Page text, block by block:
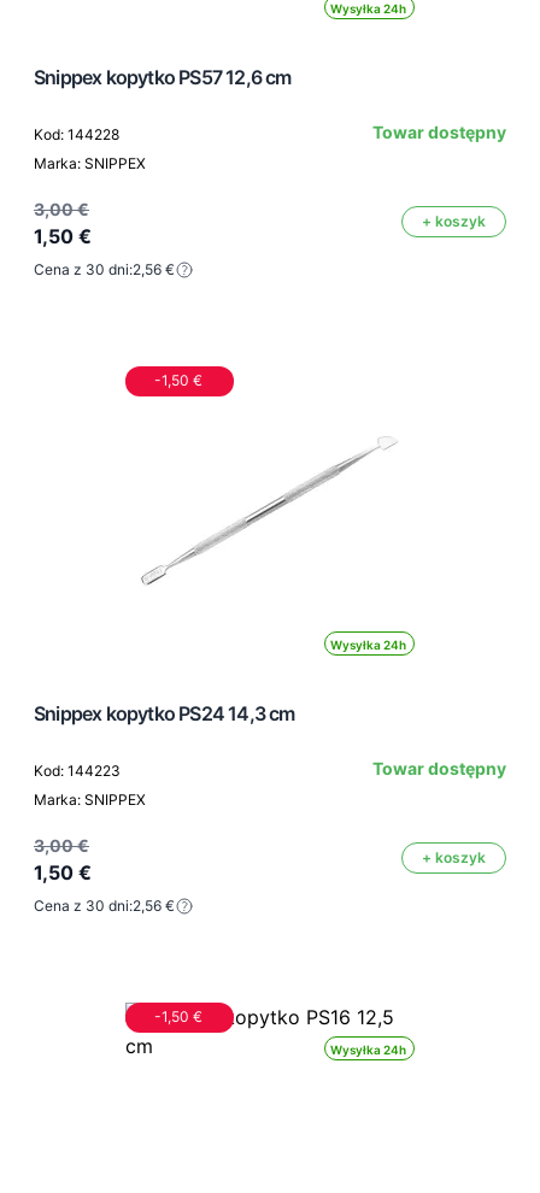
Wysyłka 24h
Snippex kopytko PS57 12,6 cm
Kod: 144228
Marka: SNIPPEX
Towar dostępny
3,00 €
1,50 €
+ koszyk
Cena z 30 dni:2,56 €
Wysyłka 24h
-1,50 €
Snippex kopytko PS24 14,3 cm
Kod: 144223
Marka: SNIPPEX
Towar dostępny
3,00 €
1,50 €
+ koszyk
Cena z 30 dni:2,56 €
Wysyłka 24h
-1,50 €